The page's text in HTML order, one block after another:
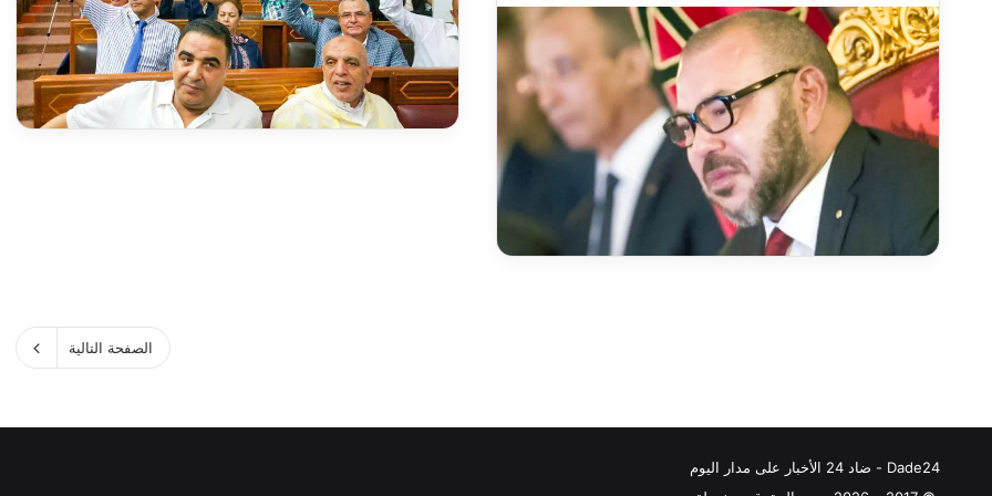
الصفحة التالية
Dade24 - ضاد 24 الأخبار على مدار اليوم